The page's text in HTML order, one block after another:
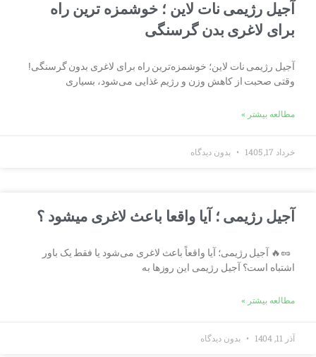
آجیل رژیمی نات لاین ؛ خوشمزه ترین راه
برای لاغری بد‌ن گرسنگی
آجیل رژیمی نات لاین؛ خوشمزه‌ترین راه برای لاغری بدون گرسنگی!
وقتی صحبت از کاهش وزن و رژیم غذایی می‌شود، بسیاری
مطالعه بیشتر »
خرداد 17, 1405 بدون دیدگاه
آجیل رژیمی ؛ آیا واقعا باعث لاغری میشود ؟
🥜🔥 آجیل رژیمی؛ آیا واقعاً باعث لاغری می‌شود یا فقط یک باور
اشتباه است؟ آجیل رژیمی این روزها به
مطالعه بیشتر »
آذر 11, 1404 بدون دیدگاه